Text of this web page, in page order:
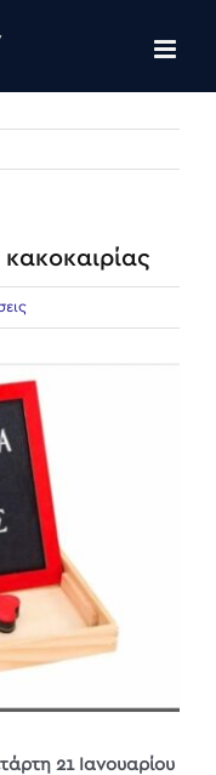
21 Ιανουαρίου